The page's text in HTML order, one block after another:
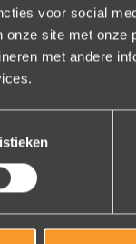
voor social
site met onze
met andere
werden steeds heel